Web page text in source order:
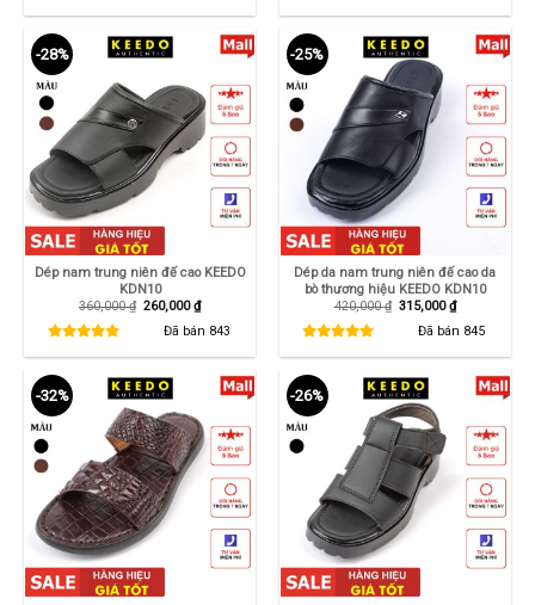
-28%
Dép nam trung niên đế cao KEEDO
KDN10
360,000₫ Giá
260,000₫Giá
hiện
tại
Đã bán 843
-25%
Dép da nam trung niên đế cao da
bò thương hiệu KEEDO KDN10
420,000₫ Giá
315,000₫Giá
hiện
tại
Đã bán 845
-32% -26%